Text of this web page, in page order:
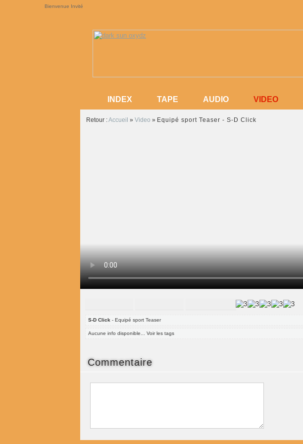
Bienvenue Invité
VIDEO
VIDEO
AUDIO
AUDIO
TAPE
TAPE
INDEX
INDEX
Retour :Accueil » Video » Equipé sport Teaser - S-D Click
S-D Click - Equipé sport Teaser
Aucune info disponible... Voir les tags
Commentaire